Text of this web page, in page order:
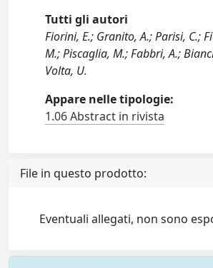
Tutti gli autori
Fiorini, E.; Granito, A.; Parisi, C.;
M.; Piscaglia, M.; Fabbri, A.;
Volta, U.
Appare nelle tipologie:
1.06 Abstract in rivista
File in questo prodotto:
Eventuali allegati, non sono